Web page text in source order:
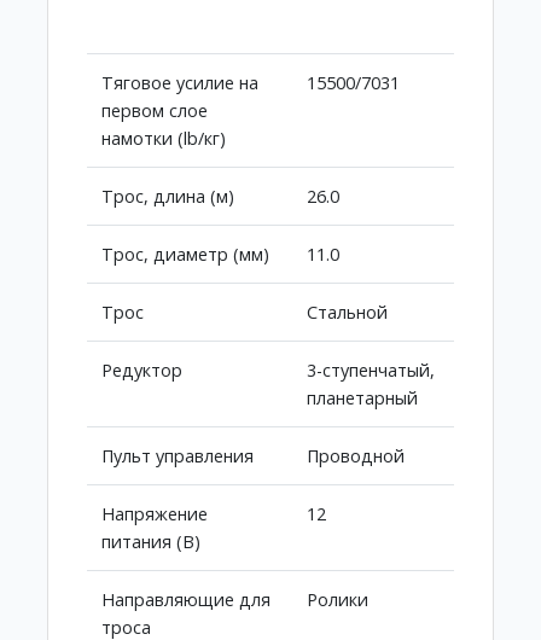
Тяговое усилие на
первом слое
намотки (lb/кг)
15500/7031
Трос, длина (м) 26.0
Трос, диаметр (мм) 11.0
Трос Стальной
Редуктор
3-ступенчатый,
планетарный
Пульт управления Проводной
Напряжение
питания (В)
12
Направляющие для
троса
Ролики